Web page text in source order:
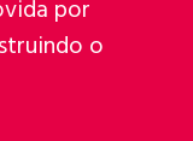
por
o